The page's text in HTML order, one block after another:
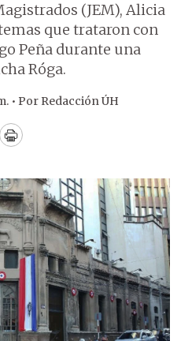
(JEM), Alicia
que trataron con
Peña durante una
Róga.
• Por Redacción ÚH
Print